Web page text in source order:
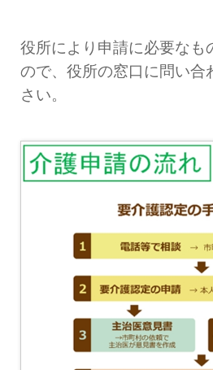
役所により申請に必要なも
ので、役所の窓口に問い合
さい。